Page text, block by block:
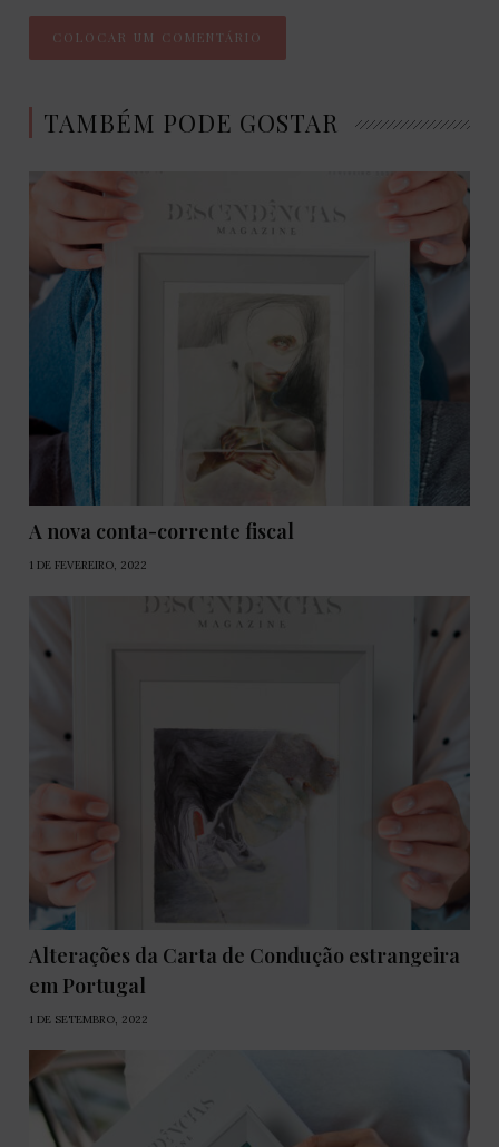
TAMBÉM PODE GOSTAR
A nova conta-corrente fiscal
1 DE FEVEREIRO, 2022
Alterações da Carta de Condução estrangeira
em Portugal
1 DE SETEMBRO, 2022